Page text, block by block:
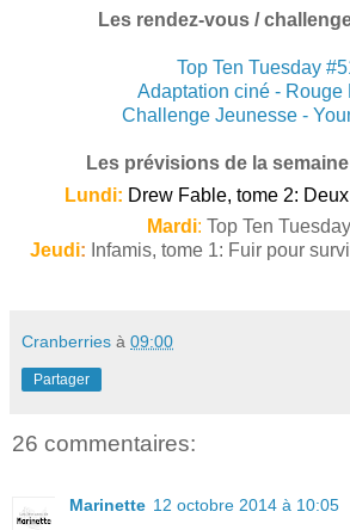
Les rendez-vous /
Top Ten Tuesday
Adaptation ciné - Rouge
Challenge Jeunesse -
Les prévisions de la
Lundi: Drew Fable, tome 2:
Mardi: Top Ten
Jeudi: Infamis, tome 1: Fuir pour
Cranberries à 09:00
Partager
26 commentaires:
Marinette 12 octobre 2014 à 10:05